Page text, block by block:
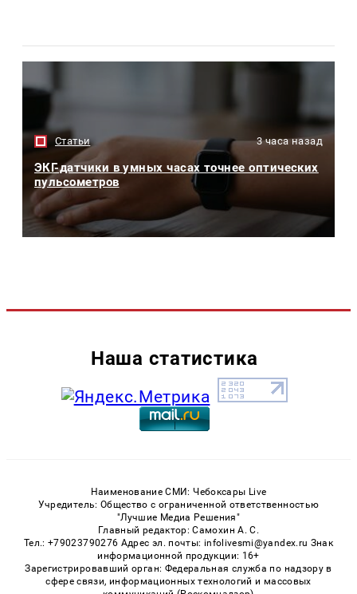
Статьи 3 часа назад
ЭКГ-датчики в умных часах точнее оптических
пульсометров
Наша статистика
Наименование СМИ: Чебоксары Live
Учредитель: Общество с ограниченной ответственностью
"Лучшие Медиа Решения"
Главный редактор: Самохин А. С.
Тел.: +79023790276 Адрес эл. почты: infolivesmi@yandex.ru Знак
информационной продукции: 16+
Зарегистрировавший орган: Федеральная служба по надзору в
сфере связи, информационных технологий и массовых